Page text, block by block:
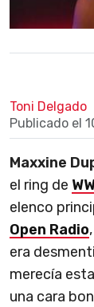
Toni Delgado
Publicado el
Maxxine
el ring de
elenco
Open Radio
era
merecía
una cara